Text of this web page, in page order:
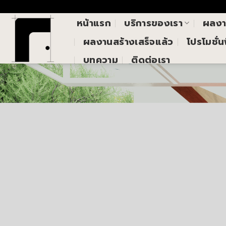
to
content
หน้าแรก บริการของเรา
ผลง
ผลงานสร้างเสร็จแล้ว
โปรโมชั่
บทความ
ติดต่อเรา